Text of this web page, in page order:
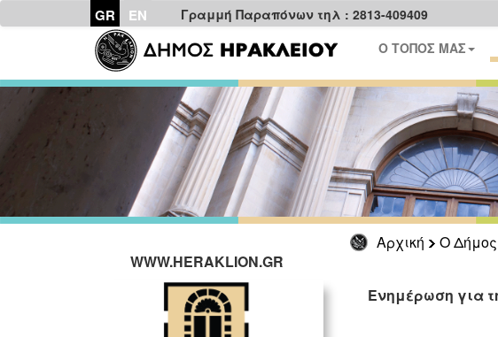
GR EN Γραμμή Παραπόνων τηλ : 2813-409409
Ο ΤΟΠΟΣ ΜΑΣ
Αρχική Ο Δήμος
WWW.HERAKLION.GR
Ενημέρωση για